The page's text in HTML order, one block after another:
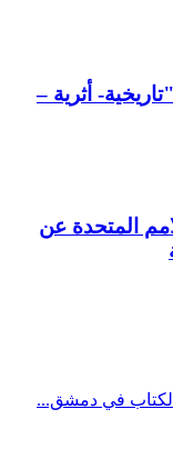
أثرية –
المتحدة عن
في دمشق...